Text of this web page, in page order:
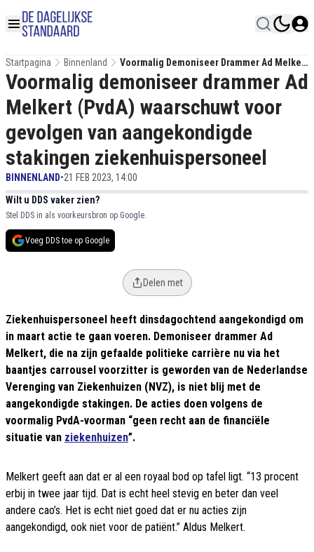
Startpagina Binnenland
Voormalig Demoniseer Drammer Ad Melkert
(PvdA) Waarschuwt Voor Gevolgen Van
Aangekondigde Stakingen
Ziekenhuispersoneel
Voormalig demoniseer drammer Ad
Melkert (PvdA) waarschuwt voor
gevolgen van aangekondigde
stakingen ziekenhuispersoneel
BINNENLAND•21 FEB 2023, 14:00
Wilt u DDS vaker zien?
Stel DDS in als voorkeursbron op Google.
Voeg DDS toe op Google
Delen met
Ziekenhuispersoneel heeft dinsdagochtend aangekondigd om
in maart actie te gaan voeren. Demoniseer drammer Ad
Melkert, die na zijn gefaalde politieke carrière nu via het
baantjes carrousel voorzitter is geworden van de Nederlandse
Verenging van Ziekenhuizen (NVZ), is niet blij met de
aangekondigde stakingen. De acties doen volgens de
voormalig PvdA-voorman “geen recht aan de financiële
situatie van ziekenhuizen”.
Melkert geeft aan dat er al een royaal bod op tafel ligt. “13 procent
erbij in twee jaar tijd. Dat is echt heel stevig en beter dan veel
andere cao’s. Het is echt niet goed dat er nu acties zijn
aangekondigd, ook niet voor de patiënt.” Aldus Melkert.